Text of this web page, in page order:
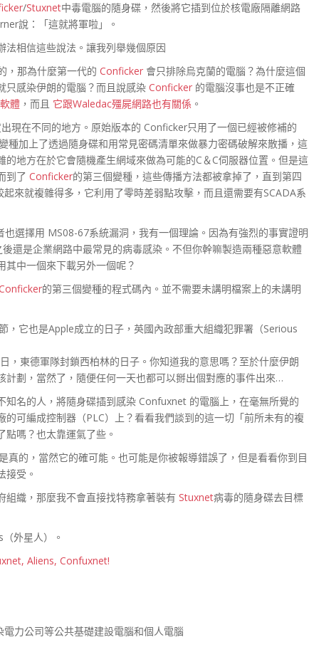
/Stuxnet中毒電腦的隨身碟，然後將它插到位於核電廠隔離網路
說：「這就將軍啦」。
法相信這些說法。讓我列舉幾個原因
，那為什麼第一代的 Conficker 會只排除烏克蘭的電腦？為什麼這個
只感染伊朗的電腦？而且說感染 Conficker 的電腦沒事也是不正確
體 ，而且 它跟Waledac殭屍網路也有關係 。
現在不同的地方。原始版本的 Conficker只用了一個已經被修補的
種加上了透過隨身碟和用常見密碼清單來做暴力密碼破解來散播，這
地方在於它會隨機產生網域來做為可能的C＆C伺服器位置。但是這
到了 Conficker的第三個變種，這些傳播方法都被拿掉了，直到第四
起來就複雜得多，它利用了零時差弱點攻擊，而且還需要有SCADA系
也選擇用 MS08-67系統漏洞，我有一個理論。因為有強烈的事實證明
還是企業網路中最常見的病毒感染。不但你幹嘛製造兩種惡意軟體
其中一個來下載另外一個呢？
的第三個變種的程式碼內。並不需要未講明檔案上的未講明
，它也是Apple成立的日子，英國內政部重大組織犯罪署（Serious
，東德軍隊封鎖西柏林的日子。你知道我的意思嗎？至於什麼伊朗
計劃，當然了，隨便任何一天也都可以掰出個對應的事件出來…
知名的人，將隨身碟插到感染 Confuxnet 的電腦上，在毫無所覺的
的可編成控制器（PLC）上？看看我們談到的這一切「前所未有的複
嗎？也太靠運氣了些。
真的，當然它的確可能。也可能是你被報導錯誤了，但是看看你到目
接受。
組織，那麼我不會直接找特務拿著裝有 Stuxnet病毒的隨身碟去目標
外星人）。
Aliens, Confuxnet!
力公司等公共基礎建設電腦和個人電腦